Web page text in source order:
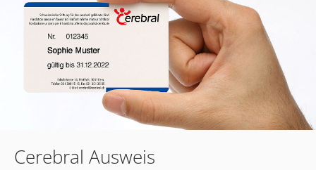
Cerebral Ausweis